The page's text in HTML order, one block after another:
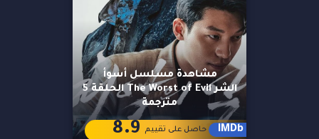
مشاهدة مسلسل أسوأ
الشر The Worst of Evil الحلقة 5
مترجمة
IMDb حاصل على تقييم 8.9